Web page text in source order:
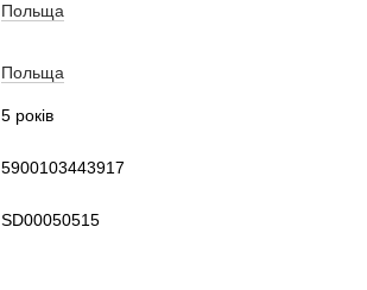
Польща
Польща
5 років
5900103443917
SD00050515